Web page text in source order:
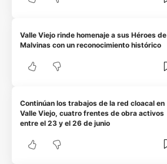
Valle Viejo rinde homenaje a sus Héroes de
Malvinas con un reconocimiento histórico
Continúan los trabajos de la red cloacal en
Valle Viejo, cuatro frentes de obra activos
entre el 23 y el 26 de junio